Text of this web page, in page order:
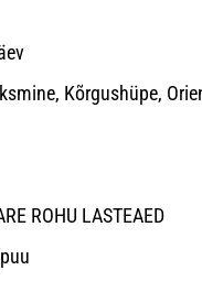
Kõrgushüpe,
ROHU LASTEAED